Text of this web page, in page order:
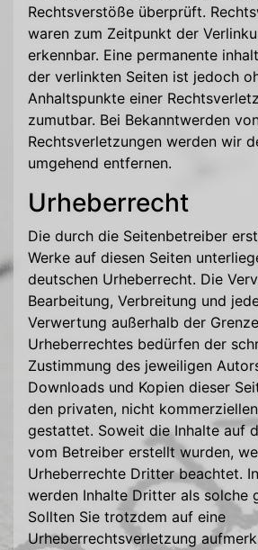
Rechtsverstöße überprüft.
waren zum Zeitpunkt der
erkennbar. Eine permanente
der verlinkten Seiten ist jedoch
Anhaltspunkte einer
zumutbar. Bei Bekanntwerden
Rechtsverletzungen werden wir
umgehend entfernen.
Urheberrecht
Die durch die Seitenbetreiber
Werke auf diesen Seiten
deutschen Urheberrecht. Die
Bearbeitung, Verbreitung und
Verwertung außerhalb der
Urheberrechtes bedürfen der
Zustimmung des jeweiligen
Downloads und Kopien dieser
den privaten, nicht
gestattet. Soweit die Inhalte auf
vom Betreiber erstellt wurden,
Urheberrechte Dritter beachtet.
werden Inhalte Dritter als solche
Sollten Sie trotzdem auf eine
Urheberrechtsverletzung